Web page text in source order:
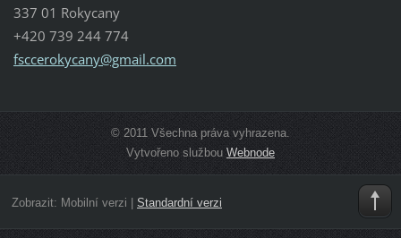
337 01 Rokycany
+420 739 244 774
fsccerokycany@gmail.com
© 2011 Všechna práva vyhrazena.
Vytvořeno službouWebnode
Zobrazit: Mobilní verzi Standardní verzi